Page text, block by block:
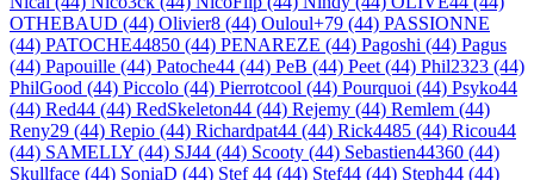
OTHEBAUD (44) Olivier8 (44) Ouloul+79 (44) PASSIONNE
(44) PATOCHE44850 (44) PENAREZE (44) Pagoshi (44) Pagus
(44) Papouille (44) Patoche44 (44) PeB (44) Peet (44) Phil2323 (44)
PhilGood (44) Piccolo (44) Pierrotcool (44) Pourquoi (44) Psyko44
(44) Red44 (44) RedSkeleton44 (44) Rejemy (44) Remlem (44)
Reny29 (44) Repio (44) Richardpat44 (44) Rick4485 (44) Ricou44
(44) SAMELLY (44) SJ44 (44) Scooty (44) Sebastien44360 (44)
Skullface (44) SoniaD (44) Stef 44 (44) Stef44 (44) Steph44 (44)